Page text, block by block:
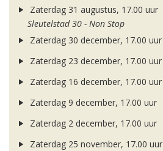
Zaterdag 31 augustus, 17.00 uur
Sleutelstad 30 - Non Stop
Zaterdag 30 december, 17.00 uur
Zaterdag 23 december, 17.00 uur
Zaterdag 16 december, 17.00 uur
Zaterdag 9 december, 17.00 uur
Zaterdag 2 december, 17.00 uur
Zaterdag 25 november, 17.00 uur